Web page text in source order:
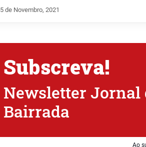
5 de Novembro, 2021
Subscreva!
Newsletter Jornal
Bairrada
Ao